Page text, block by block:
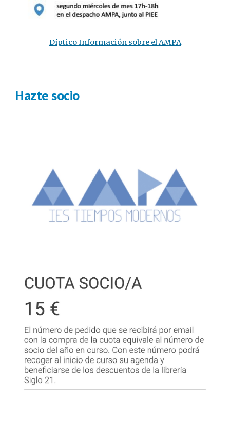
Díptico Información sobre el AMPA
Hazte socio